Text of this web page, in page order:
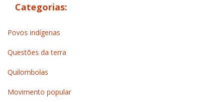
Categorias:
Povos indígenas
Questões da terra
Quilombolas
Movimento popular